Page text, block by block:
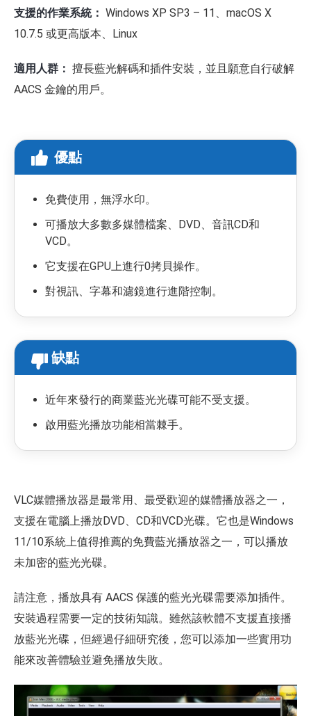
支援的作業系統： Windows XP SP3 – 11、macOS X
10.7.5 或更高版本、Linux
適用人群： 擅長藍光解碼和插件安裝，並且願意自行破解
AACS 金鑰的用戶。
優點
免費使用，無浮水印。
可播放大多數多媒體檔案、DVD、音訊CD和
VCD。
它支援在GPU上進行0拷貝操作。
對視訊、字幕和濾鏡進行進階控制。
缺點
近年來發行的商業藍光光碟可能不受支援。
啟用藍光播放功能相當棘手。
VLC媒體播放器是最常用、最受歡迎的媒體播放器之一，
支援在電腦上播放DVD、CD和VCD光碟。它也是Windows
11/10系統上值得推薦的免費藍光播放器之一，可以播放
未加密的藍光光碟。
請注意，播放具有 AACS 保護的藍光光碟需要添加插件。
安裝過程需要一定的技術知識。雖然該軟體不支援直接播
放藍光光碟，但經過仔細研究後，您可以添加一些實用功
能來改善體驗並避免播放失敗。